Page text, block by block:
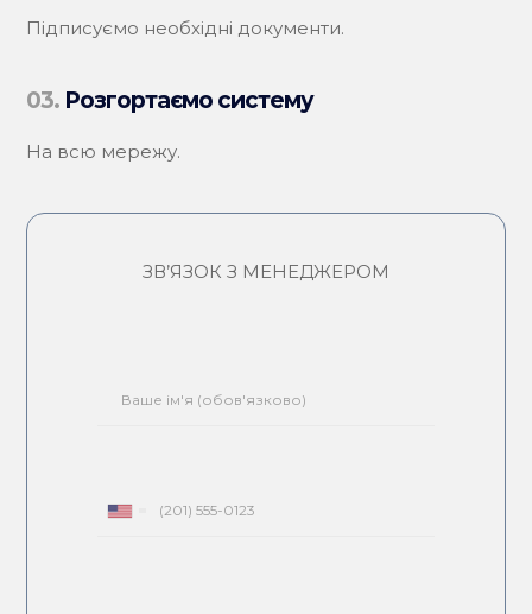
Підписуємо необхідні документи.
03. Розгортаємо систему
На всю мережу.
ЗВ’ЯЗОК З МЕНЕДЖЕРОМ